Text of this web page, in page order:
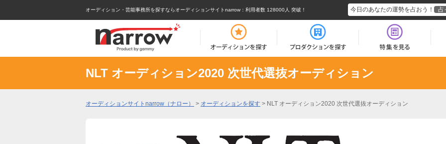
オーディション・芸能事務所を探すならオーディションサイトnarrow ：利用者数 128000人 突破！ 今日のあなたの運勢を占おう！ 占
NLT オーディション2020 次世代選抜オーディション
オーディションサイトnarrow（ナロー） > オーディションを探す > NLT オーディション2020 次世代選抜オーディション